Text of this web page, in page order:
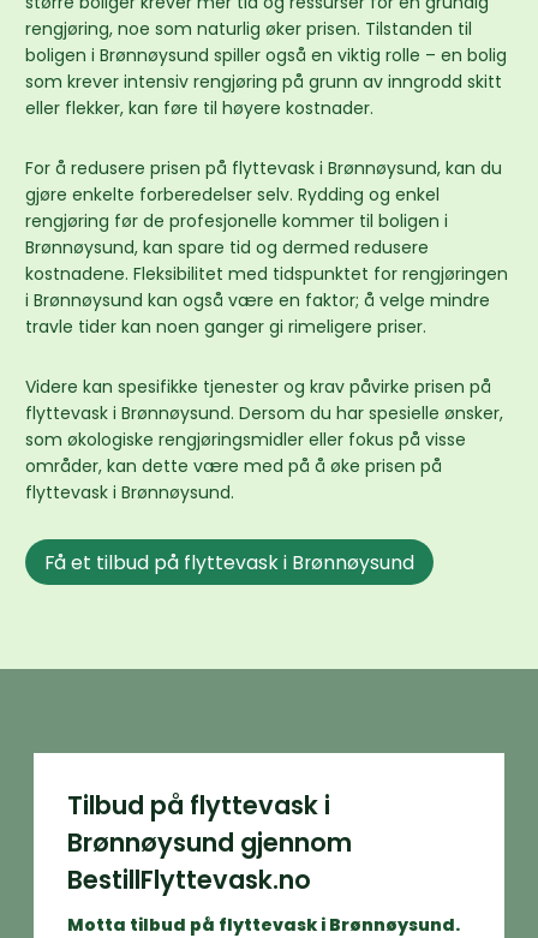
rengjøring, noe som naturlig øker prisen. Tilstanden til
boligen i Brønnøysund spiller også en viktig rolle – en bolig
som krever intensiv rengjøring på grunn av inngrodd skitt
eller flekker, kan føre til høyere kostnader.
For å redusere prisen på flyttevask i Brønnøysund, kan du
gjøre enkelte forberedelser selv. Rydding og enkel
rengjøring før de profesjonelle kommer til boligen i
Brønnøysund, kan spare tid og dermed redusere
kostnadene. Fleksibilitet med tidspunktet for rengjøringen
i Brønnøysund kan også være en faktor; å velge mindre
travle tider kan noen ganger gi rimeligere priser.
Videre kan spesifikke tjenester og krav påvirke prisen på
flyttevask i Brønnøysund. Dersom du har spesielle ønsker,
som økologiske rengjøringsmidler eller fokus på visse
områder, kan dette være med på å øke prisen på
flyttevask i Brønnøysund.
Få et tilbud på flyttevask i Brønnøysund
Tilbud på flyttevask i
Brønnøysund gjennom
BestillFlyttevask.no
Motta tilbud på flyttevask i Brønnøysund.